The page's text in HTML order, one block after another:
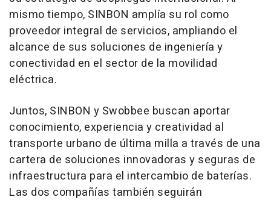
mismo tiempo, SINBON amplía su rol como
proveedor integral de servicios, ampliando el
alcance de sus soluciones de ingeniería y
conectividad en el sector de la movilidad
eléctrica.
Juntos, SINBON y Swobbee buscan aportar
conocimiento, experiencia y creatividad al
transporte urbano de última milla a través de una
cartera de soluciones innovadoras y seguras de
infraestructura para el intercambio de baterías.
Las dos compañías también seguirán